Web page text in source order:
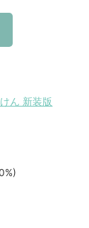
ん 新装版